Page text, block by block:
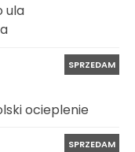
ula
SPRZEDAM
ocieplenie
SPRZEDAM